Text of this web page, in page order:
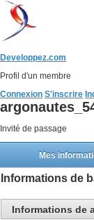
Developpez.com
Profil d'un membre
Connexion S'inscrire
Invité de passage
Mes
Informations de
Informations de